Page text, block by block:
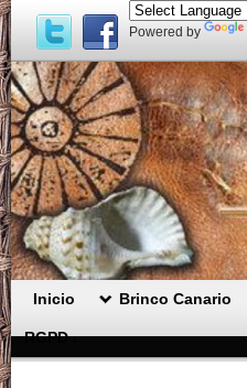
Powered by
Inicio Brinco Canario
RGPD .